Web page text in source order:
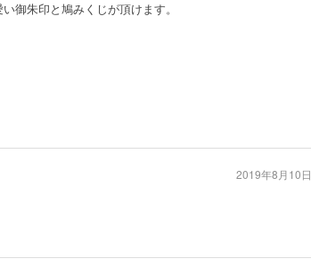
御朱印と鳩みくじが頂けます。
2019年8月10日